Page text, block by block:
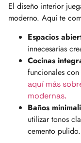
El diseño interior
moderno. Aquí te
Espacios
innecesarias
Cocinas
funcionales
aquí más
modernas.
Baños
utilizar tonos
cemento pulido.